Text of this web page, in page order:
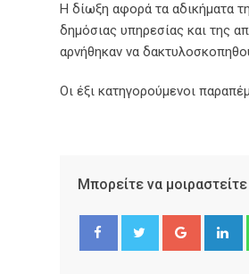
Η δίωξη αφορά τα αδικήματα
δημόσιας υπηρεσίας και της
αρνήθηκαν να
Οι έξι κατηγορούμενοι
Μπορείτε να
Google+